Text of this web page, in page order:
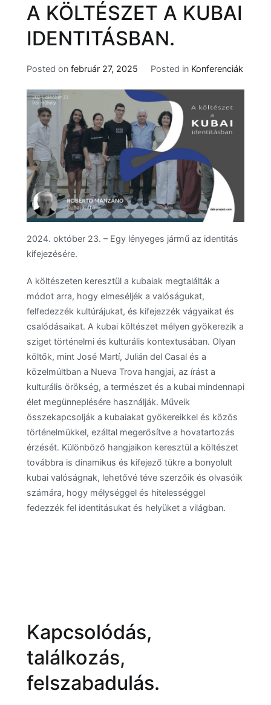
A KÖLTÉSZET A KUBAI
IDENTITÁSBAN.
Posted on február 27, 2025 Posted in Konferenciák
2024. október 23. – Egy lényeges jármű az identitás
kifejezésére.
A költészeten keresztül a kubaiak megtalálták a
módot arra, hogy elmeséljék a valóságukat,
felfedezzék kultúrájukat, és kifejezzék vágyaikat és
csalódásaikat. A kubai költészet mélyen gyökerezik a
sziget történelmi és kulturális kontextusában. Olyan
költők, mint José Martí, Julián del Casal és a
közelmúltban a Nueva Trova hangjai, az írást a
kulturális örökség, a természet és a kubai mindennapi
élet megünneplésére használják. Műveik
összekapcsolják a kubaiakat gyökereikkel és közös
történelmükkel, ezáltal megerősítve a hovatartozás
érzését. Különböző hangjaikon keresztül a költészet
továbbra is dinamikus és kifejező tükre a bonyolult
kubai valóságnak, lehetővé téve szerzőik és olvasóik
számára, hogy mélységgel és hitelességgel
fedezzék fel identitásukat és helyüket a világban.
Kapcsolódás,
találkozás,
felszabadulás.